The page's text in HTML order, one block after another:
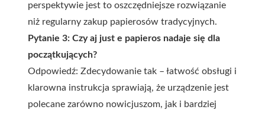
perspektywie jest to oszczędniejsze rozwiązanie
niż regularny zakup papierosów tradycyjnych.
Pytanie 3: Czy aj just e papieros nadaje się dla
początkujących?
Odpowiedź: Zdecydowanie tak – łatwość obsługi i
klarowna instrukcja sprawiają, że urządzenie jest
polecane zarówno nowicjuszom, jak i bardziej